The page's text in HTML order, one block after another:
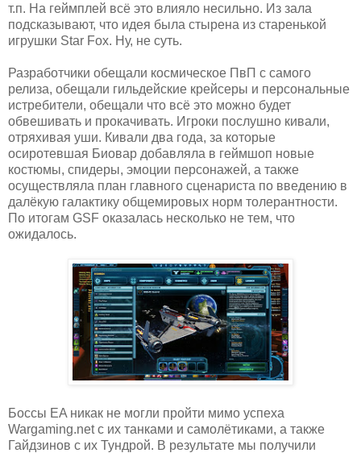
т.п. На геймплей всё это влияло несильно. Из зала
подсказывают, что идея была стырена из старенькой
игрушки Star Fox. Ну, не суть.
Разработчики обещали космическое ПвП с самого
релиза, обещали гильдейские крейсеры и персональные
истребители, обещали что всё это можно будет
обвешивать и прокачивать. Игроки послушно кивали,
отряхивая уши. Кивали два года, за которые
осиротевшая Биовар добавляла в геймшоп новые
костюмы, спидеры, эмоции персонажей, а также
осуществляла план главного сценариста по введению в
далёкую галактику общемировых норм толерантности.
По итогам GSF оказалась несколько не тем, что
ожидалось.
Боссы EA никак не могли пройти мимо успеха
Wargaming.net с их танками и самолётиками, а также
Гайдзинов с их Тундрой. В результате мы получили